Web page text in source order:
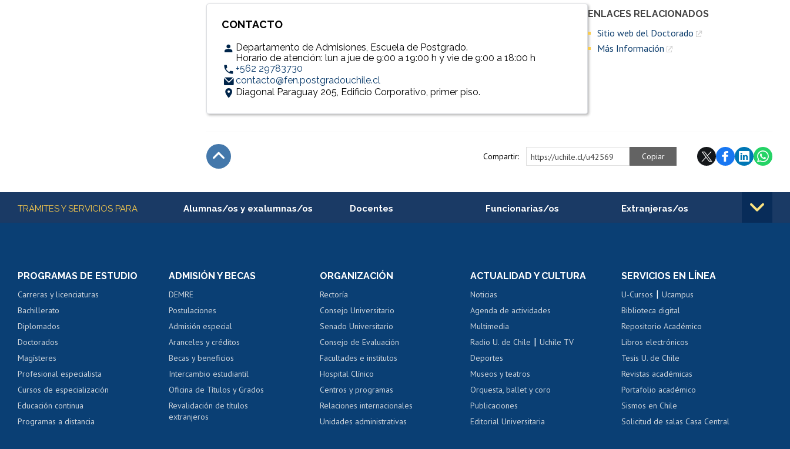
CONTACTO
Departamento de Admisiones, Escuela de Postgrado.
Horario de atención: lun a jue de 9:00 a 19:00 h y vie de 9:00 a 18:00 h
+562 29783730
contacto@fen.postgradouchile.cl
Diagonal Paraguay 205, Edificio Corporativo, primer piso.
Enlaces y documentos de interés
ENLACES RELACIONADOS
Sitio web del Doctorado
Más Información
Compartir: https://uchile.cl/u42569 Copiar
Más información
TRÁMITES Y SERVICIOS PARA Alumnas/os y exalumnas/os
Servicio médico y dental
Pago de arancel y crédito alumnos
Pago de arancel y crédito exalumnos
Certificado de títulos y grados
Docentes
Perfeccionamiento
Evaluación docente
Calificación académica
Postulación al AUCAI
Funcionarias/os
Portal de movilidad interna
Certificado de renta
Certificado de renta
Extranjeras/os
Cursos de español
Mi Uchile Ayuda tecnológica Tarjeta TUI Acoso laboral, sexual y violencia Denuncias administrativas
PROGRAMAS DE ESTUDIO
Carreras y licenciaturas
Bachillerato
Diplomados
Doctorados
Magísteres
Profesional especialista
Cursos de especialización
Educación continua
Programas a distancia
ADMISIÓN Y BECAS
DEMRE
Postulaciones
Admisión especial
Aranceles y créditos
Becas y beneficios
Intercambio estudiantil
Oficina de Títulos y Grados
Revalidación de títulos
extranjeros
ORGANIZACIÓN
Rectoría
Consejo Universitario
Senado Universitario
Consejo de Evaluación
Facultades e institutos
Hospital Clínico
Centros y programas
Relaciones internacionales
Unidades administrativas
ACTUALIDAD Y CULTURA
Noticias
Agenda de actividades
Multimedia
Radio U. de Chile |Uchile TV
Deportes
Museos y teatros
Orquesta, ballet y coro
Publicaciones
Editorial Universitaria
SERVICIOS EN LÍNEA
U-Cursos |Ucampus
Biblioteca digital
Repositorio Académico
Libros electrónicos
Tesis U. de Chile
Revistas académicas
Portafolio académico
Sismos en Chile
Solicitud de salas Casa Central